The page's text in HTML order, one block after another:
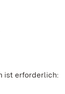
ist erforderlich: